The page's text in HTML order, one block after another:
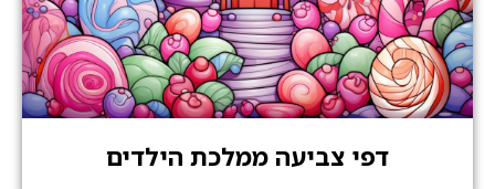
דפי צביעה ממלכת הילדים